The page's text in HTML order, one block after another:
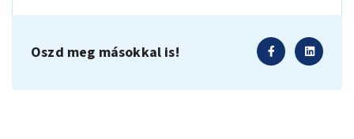
Oszd meg másokkal is!